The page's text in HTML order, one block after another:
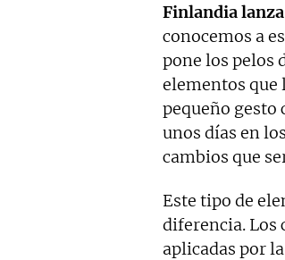
Finlandia
conocemos a
pone los pelos
elementos que
pequeño gesto
unos días en
cambios que
Este tipo de
diferencia. Los
aplicadas por